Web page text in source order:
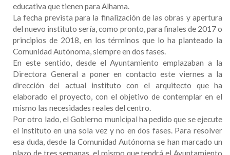
educativa que tienen para Alhama.
La fecha prevista para la finalización de las obras y apertura
del nuevo instituto sería, como pronto, para finales de 2017 o
principios de 2018, en los términos que lo ha planteado la
Comunidad Autónoma, siempre en dos fases.
En este sentido, desde el Ayuntamiento emplazaban a la
Directora General a poner en contacto este viernes a la
dirección del actual instituto con el arquitecto que ha
elaborado el proyecto, con el objetivo de contemplar en el
mismo las necesidades reales del centro.
Por otro lado, el Gobierno municipal ha pedido que se ejecute
el instituto en una sola vez y no en dos fases. Para resolver
esa duda, desde la Comunidad Autónoma se han marcado un
plazo de tres semanas, el mismo que tendrá el Ayuntamiento